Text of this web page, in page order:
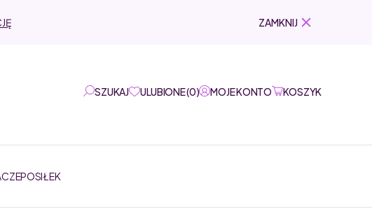
ZAMKNIJ
SZUKAJ ULUBIONE(0) MOJE KONTO KOSZYK
POSIŁEK